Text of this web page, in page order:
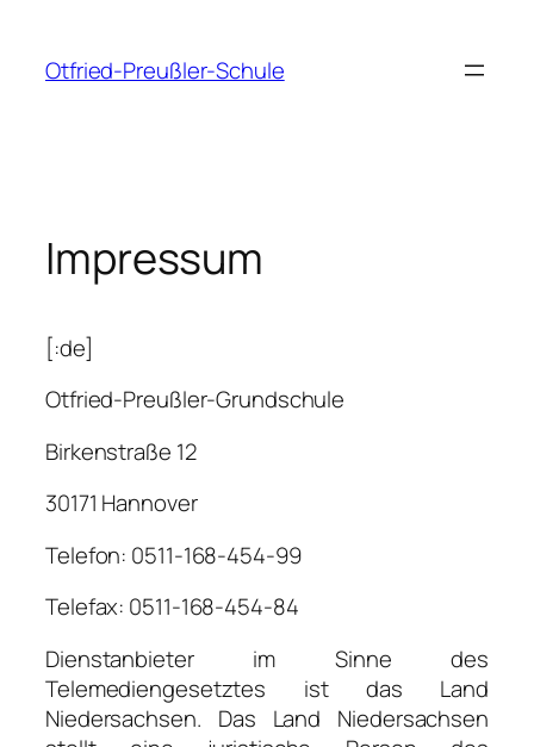
springen
Otfried-Preußler-Schule
Impressum
[:de]
Otfried-Preußler-Grundschule
Birkenstraße 12
30171 Hannover
Telefon: 0511-168-454-99
Telefax: 0511-168-454-84
Dienstanbieter im Sinne des
Telemediengesetztes ist das Land
Niedersachsen. Das Land Niedersachsen